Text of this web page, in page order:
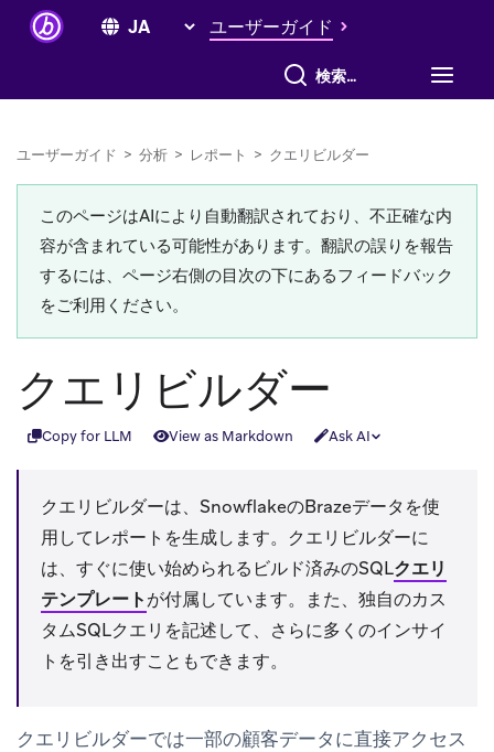
ユーザーガイド
すべて検索
ユーザーガイド > 分析 > レポート > クエリビルダー
このページはAIにより自動翻訳されており、不正確な内
容が含まれている可能性があります。翻訳の誤りを報告
するには、ページ右側の目次の下にあるフィードバック
をご利用ください。
クエリビルダー
Copy for LLM View as Markdown Ask AI
クエリビルダーは、SnowflakeのBrazeデータを使
用してレポートを生成します。クエリビルダーに
は、すぐに使い始められるビルド済みのSQLクエリ
テンプレートが付属しています。また、独自のカス
タムSQLクエリを記述して、さらに多くのインサイ
トを引き出すこともできます。
クエリビルダーでは一部の顧客データに直接アクセス